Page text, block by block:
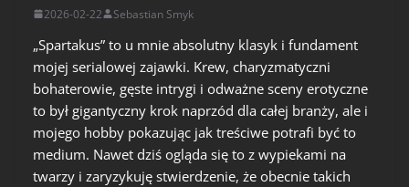
2026-02-22 Sebastian Smyk
„Spartakus” to u mnie absolutny klasyk i fundament
mojej serialowej zajawki. Krew, charyzmatyczni
bohaterowie, gęste intrygi i odważne sceny erotyczne
to był gigantyczny krok naprzód dla całej branży, ale i
mojego hobby pokazując jak treściwe potrafi być to
medium. Nawet dziś ogląda się to z wypiekami na
twarzy i zaryzykuję stwierdzenie, że obecnie takich